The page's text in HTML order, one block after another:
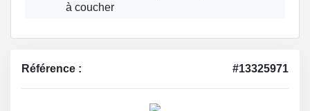
à coucher
Référence : #13325971